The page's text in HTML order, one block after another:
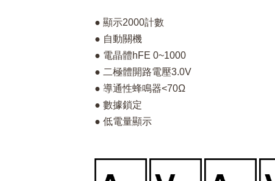
● 顯示2000計數
● 自動關機
● 電晶體hFE 0~1000
● 二極體開路電壓3.0V
● 導通性蜂鳴器<70Ω
● 數據鎖定
● 低電量顯示